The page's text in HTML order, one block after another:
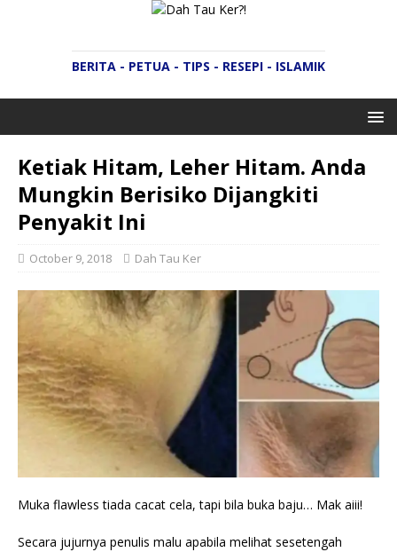
BERITA - PETUA - TIPS - RESEPI - ISLAMIK
Ketiak Hitam, Leher Hitam. Anda
Mungkin Berisiko Dijangkiti
Penyakit Ini
October 9, 2018 Dah Tau Ker
Muka flawless tiada cacat cela, tapi bila buka baju… Mak aiii!
Secara jujurnya penulis malu apabila melihat sesetengah